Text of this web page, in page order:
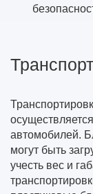
автомобилей.
могут быть
учесть вес и